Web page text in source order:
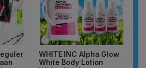
WHITE INC Alpha Glow
White Body Lotion